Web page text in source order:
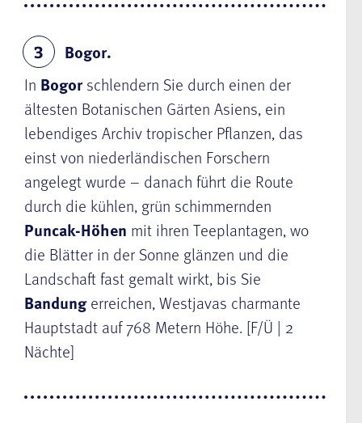
3
Bogor.
In Bogorschlendern Sie durch einen der
ältesten Botanischen Gärten Asiens, ein
lebendiges Archiv tropischer Pflanzen, das
einst von niederländischen Forschern
angelegt wurde – danach führt die Route
durch die kühlen, grün schimmernden
Puncak-Höhen mit ihren Teeplantagen, wo
die Blätter in der Sonne glänzen und die
Landschaft fast gemalt wirkt, bis Sie
Bandungerreichen, Westjavas charmante
Hauptstadt auf 768 Metern Höhe. [F/Ü | 2
Nächte]